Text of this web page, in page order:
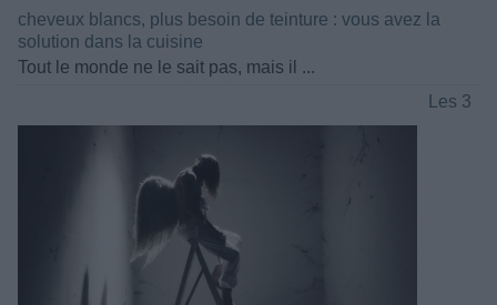
cheveux blancs, plus besoin de teinture : vous avez la
solution dans la cuisine
Tout le monde ne le sait pas, mais il ...
Les 3